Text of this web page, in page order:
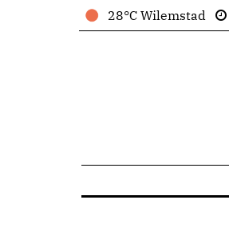
28°C Wilemstad